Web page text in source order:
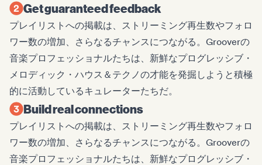
Get guaranteed feedback
プレイリストへの掲載は、ストリーミング再生数やフォロ
ワー数の増加、さらなるチャンスにつながる。Grooverの
音楽プロフェッショナルたちは、新鮮なプログレッシブ・
メロディック・ハウス＆テクノの才能を発掘しようと積極
的に活動しているキュレーターたちだ。
Build real connections
プレイリストへの掲載は、ストリーミング再生数やフォロ
ワー数の増加、さらなるチャンスにつながる。Grooverの
音楽プロフェッショナルたちは、新鮮なプログレッシブ・